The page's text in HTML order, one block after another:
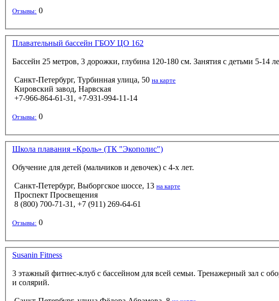
Отзывы: 0
Плавательный бассейн ГБОУ ЦО 162
Бассейн 25 метров, 3 дорожки, глубина 120-180 см. Занятия с детьми 5-14
Санкт-Петербург, Турбинная улица, 50 на карте
Кировский завод, Нарвская
+7-966-864-61-31, +7-931-994-11-14
Отзывы: 0
Школа плавания «Кроль» (ТК "Экополис")
Обучение для детей (мальчиков и девочек) с 4-х лет.
Санкт-Петербург, Выборгское шоссе, 13 на карте
Проспект Просвещения
8 (800) 700-71-31, +7 (911) 269-64-61
Отзывы: 0
Susanin Fitness
3 этажный фитнес-клуб с бассейном для всей семьи. Тренажерный зал с
и солярий.